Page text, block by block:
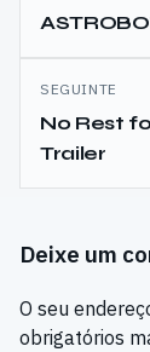
de
artigos
SEGUINTE
No Rest
Trailer
Deixe um
O seu
obrigatórios